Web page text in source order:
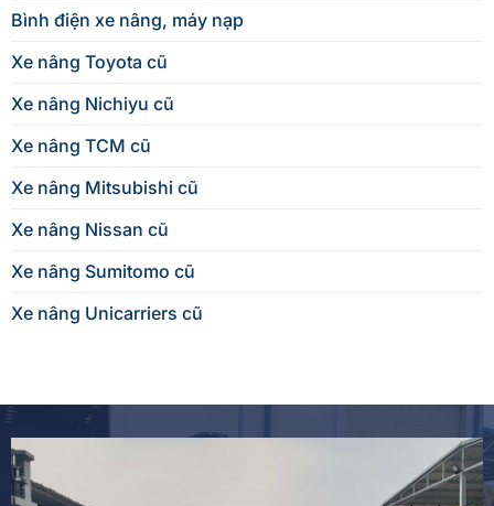
Bình điện xe nâng, máy nạp
Xe nâng Toyota cũ
Xe nâng Nichiyu cũ
Xe nâng TCM cũ
Xe nâng Mitsubishi cũ
Xe nâng Nissan cũ
Xe nâng Sumitomo cũ
Xe nâng Unicarriers cũ